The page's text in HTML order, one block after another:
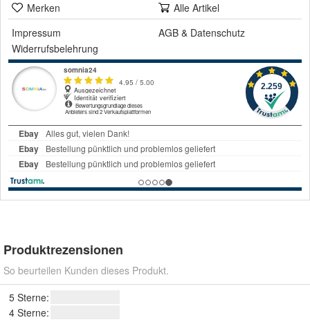
Merken
Alle Artikel
Impressum
AGB & Datenschutz
Widerrufsbelehrung
Produktrezensionen
So beurteilen Kunden dieses Produkt.
5 Sterne:
4 Sterne: